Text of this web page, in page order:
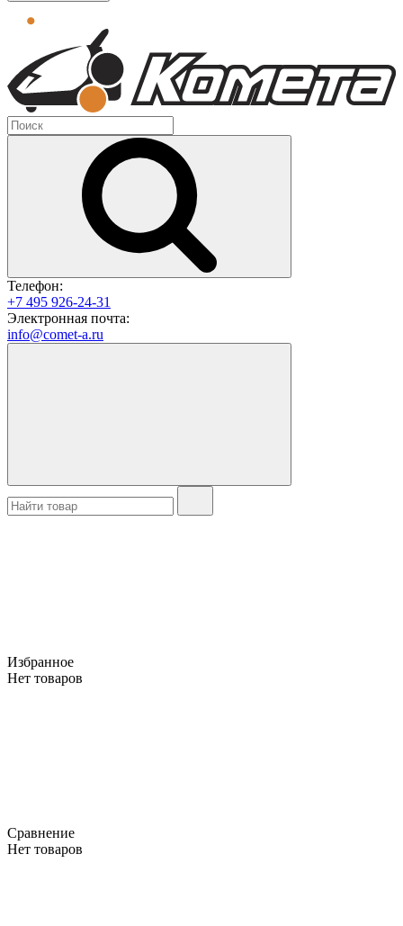
Телефон:
+7 495 926-24-31
Электронная почта:
info@comet-a.ru
Избранное
Нет товаров
Сравнение
Нет товаров